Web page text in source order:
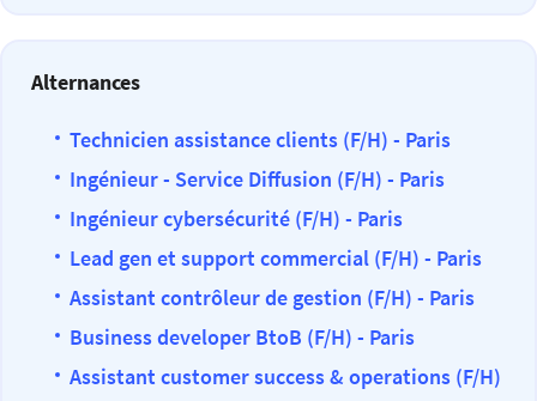
Alternances
Technicien assistance clients (F/H) - Paris
Ingénieur - Service Diffusion (F/H) - Paris
Ingénieur cybersécurité (F/H) - Paris
Lead gen et support commercial (F/H) - Paris
Assistant contrôleur de gestion (F/H) - Paris
Business developer BtoB (F/H) - Paris
Assistant customer success & operations (F/H)